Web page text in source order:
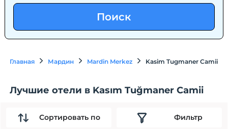
Поиск
Главная Мардин Mardin Merkez Kasim Tugmaner Camii
Лучшие отели в Kasım Tuğmaner Camii
Сортировать по Фильтр